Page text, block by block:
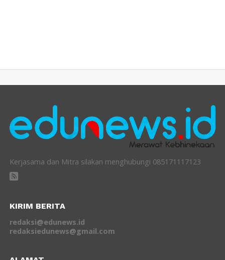
Kerjasama dan Mitra silakan menghubungi 085171117123
KIRIM BERITA
redaksi@edunews.id
redaksiedunews@gmail.com